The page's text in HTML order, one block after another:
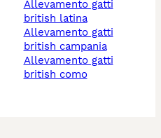
allevamento gatti
british latina
allevamento gatti
british campania
allevamento gatti
british como